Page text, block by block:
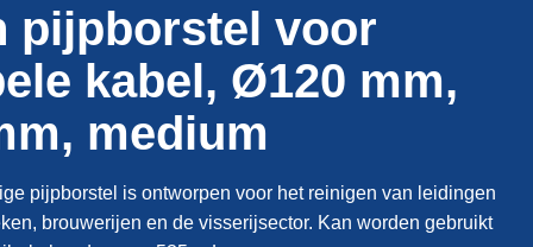
pijpborstel voor
kabel, Ø120 mm,
medium
pijpborstel is ontworpen voor het reinigen van leidingen
brouwerijen en de visserijsector. Kan worden gebruikt